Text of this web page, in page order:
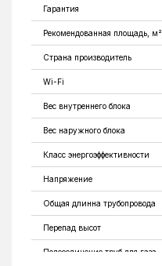
Гарантия
Рекомендованная площадь, м²
Страна производитель
Wi-Fi
Вес внутреннего блока
Вес наружного блока
Класс энергоэффективности
Напряжение
Общая длинна трубопровода
Перепад высот
Подсоединение труб для газа